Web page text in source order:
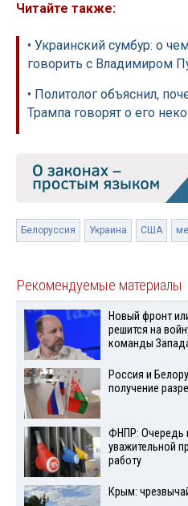
Читайте также:
• Украинский сумбур: о
говорить с Владимиром
• Политолог объяснил,
Трампа говорят о его
Белоруссия Украина США
Рекомендуемые материалы
Новый фронт
решится на
команды
Россия и
получение
ФНПР: Очередь
уважительной
работу
Крым: